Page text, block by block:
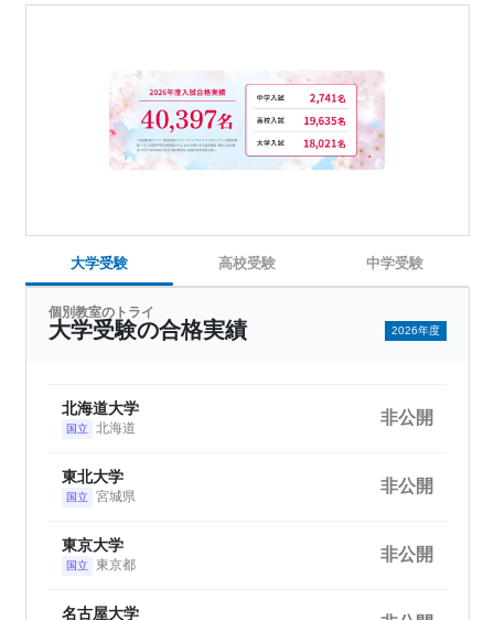
大学受験 高校受験 中学受験
個別教室のトライ
大学受験の合格実績 2026年度
北海道大学
国立 北海道
非公開
東北大学
国立 宮城県
非公開
東京大学
国立 東京都
非公開
名古屋大学